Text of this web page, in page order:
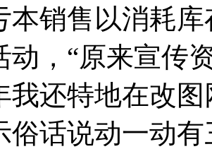
本销售以消耗
动，“原来宣传
我还特地在改
俗话说动一动